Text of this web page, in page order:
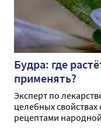
Будра: где
применять?
Эксперт по
целебных
рецептами